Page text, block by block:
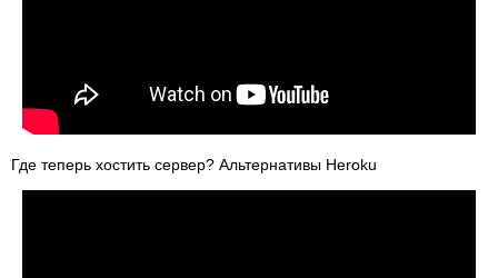
Где теперь хостить сервер? Альтернативы Heroku